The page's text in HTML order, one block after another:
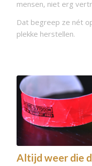
mensen, niet erg
Dat begreep ze nét
plekke herstellen.
Altijd weer die